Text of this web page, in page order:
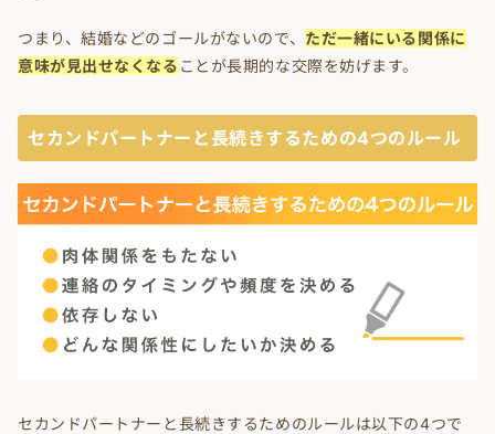
つまり、結婚などのゴールがないので、 ただ一緒にいる関係に
意味が見出せなくなる ことが長期的な交際を妨げます。
セカンドパートナーと長続きするための4つのルール
セカンドパートナーと長続きするためのルールは以下の4つで